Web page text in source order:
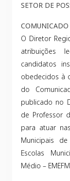
SETOR DE
O Diretor
atribuições
candidatos
obedecidos à
do
publicado no
de Professor
para atuar
Municipais
Escolas
Médio –